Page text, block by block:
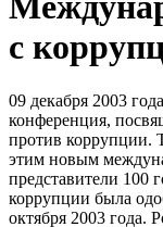
с
09 декабря 2003
конференция,
против коррупции.
этим новым
представители 100
коррупции была
октября 2003 года.